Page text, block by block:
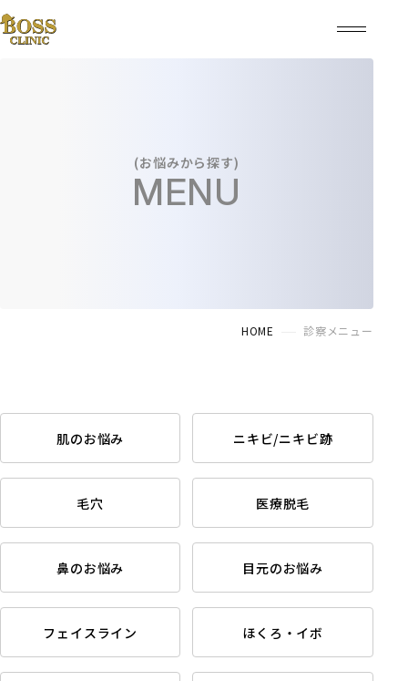
(お悩みから探す)
MENU
HOME 診察メニュー
肌のお悩み ニキビ/ニキビ跡
毛穴 医療脱毛
鼻のお悩み 目元のお悩み
フェイスライン ほくろ・イボ